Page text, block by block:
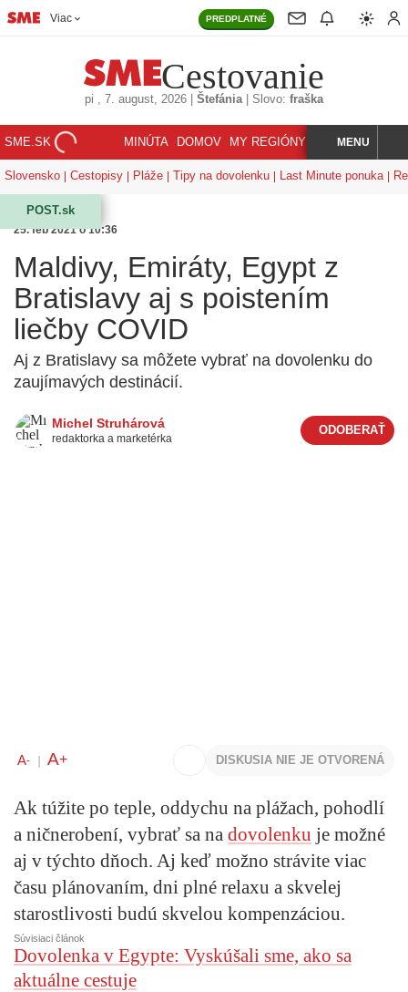
Viac PREDPLATNÉ
Cestovanie
pi , 7. august, 2026 Štefánia| Slovo: fraška
SME.SK MINÚTA DOMOV MY REGIÓNY KORZÁR
HĽADAJMENU
Slovensko Cestopisy Pláže Tipy na dovolenku Last Minute ponuka
POST.sk
25. feb 2021 o 10:36
Maldivy, Emiráty, Egypt z
Bratislavy aj s poistením
liečby COVID
Aj z Bratislavy sa môžete vybrať na dovolenku do
zaujímavých destinácií.
Michel Struhárová
redaktorka a marketérka
A- A+ DISKUSIA NIE JE OTVORENÁ
Ak túžite po teple, oddychu na plážach, pohodlí
a ničnerobení, vybrať sa na dovolenku je možné
aj v týchto dňoch. Aj keď možno strávite viac
času plánovaním, dni plné relaxu a skvelej
starostlivosti budú skvelou kompenzáciou.
Súvisiaci článok
Dovolenka v Egypte: Vyskúšali sme, ako sa
aktuálne cestuje